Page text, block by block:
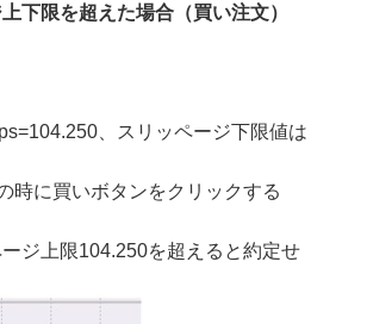
下限を超えた場合（買い注文）
、スリッページ下限値は
時に買いボタンをクリックする
ジ上限104.250を超えると約定せ